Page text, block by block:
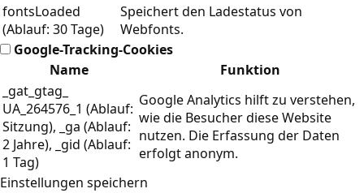
fontsLoaded
(Ablauf: 30 Tage)
Speichert den Ladestatus von
Webfonts.
Google-Tracking-Cookies
Name
Funktion
_gat_gtag_
UA_264576_1 (Ablauf:
Sitzung), _ga (Ablauf:
2 Jahre), _gid (Ablauf:
1 Tag)
Google Analytics hilft zu verstehen,
wie die Besucher diese Website
nutzen. Die Erfassung der Daten
erfolgt anonym.
Einstellungen speichern